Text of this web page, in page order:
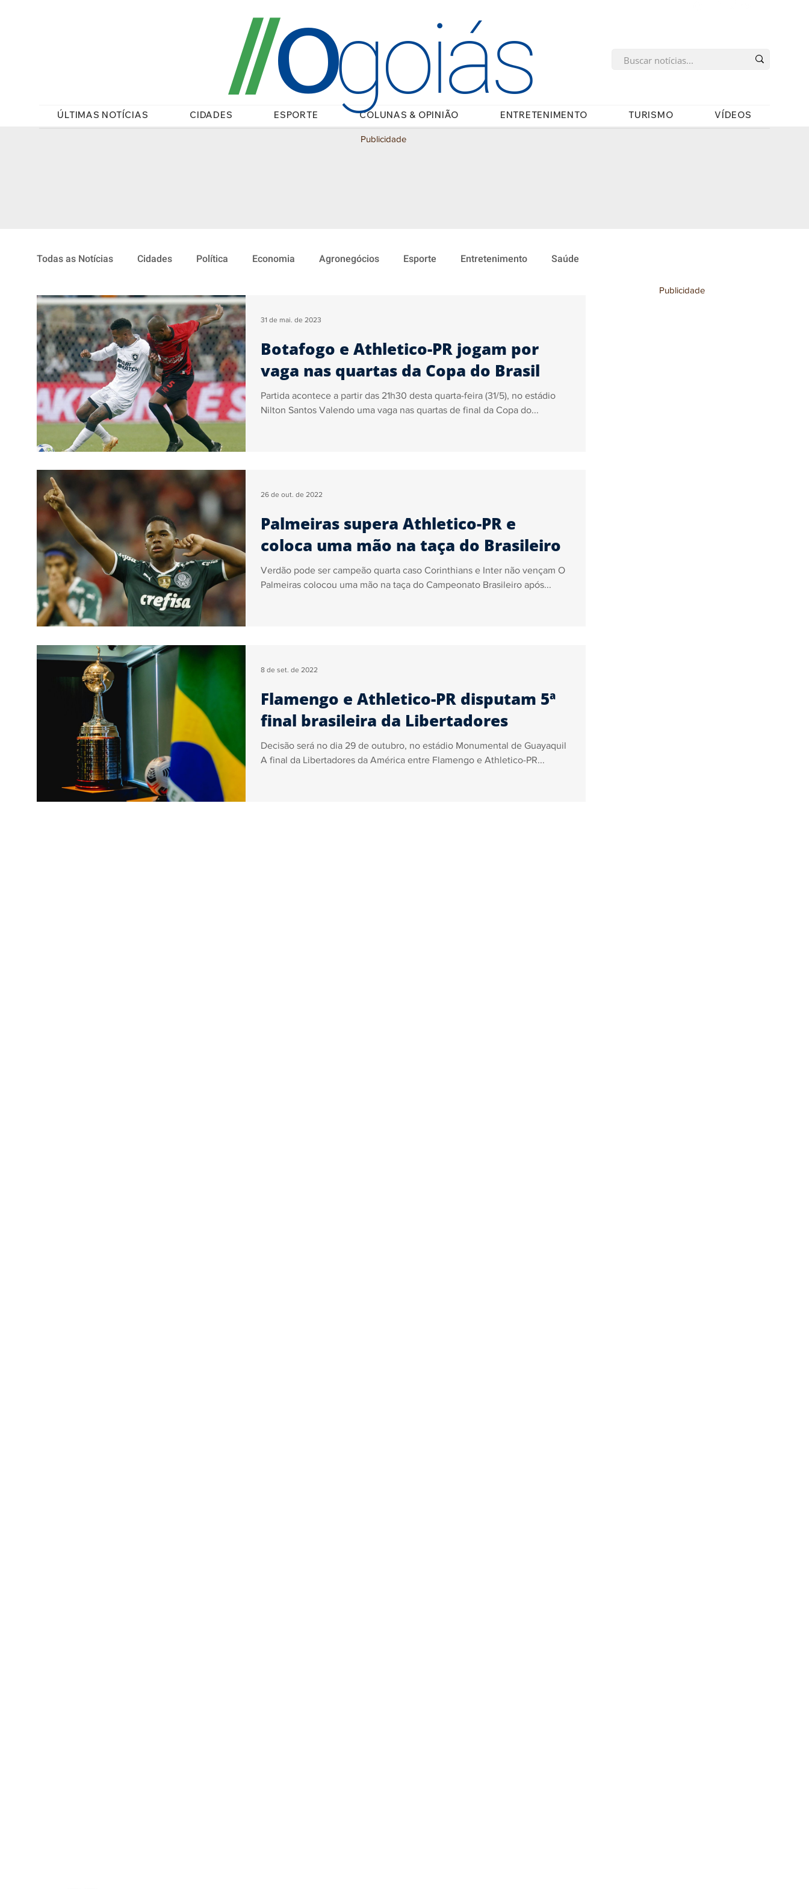
ÚLTIMAS NOTÍCIAS CIDADES ESPORTE COLUNAS & OPINIÃO ENTRETENIMENTO TURISMO VÍDEOS
//Ogoiás
Todas as Notícias Cidades Política Economia Agronegócios Esporte Entretenimento Saúde
Educação Turismo Internacional
Geral Brasil Artigos Ogoiás Verifica Sidiney Leonis Pedro Almeida Marcelo John
Colunistas Vídeo Sérgio Couto Concursos e Empregos
Botafogo e Athletico-PR jogam por
vaga nas quartas da Copa do Brasil
Partida acontece a partir das 21h30 desta quarta-feira (31/5), no estádio
Nilton Santos Valendo uma vaga nas quartas de final da Copa do...
31 de mai. de 2023
Palmeiras supera Athletico-PR e
coloca uma mão na taça do Brasileiro
Verdão pode ser campeão quarta caso Corinthians e Inter não vençam O
Palmeiras colocou uma mão na taça do Campeonato Brasileiro após...
26 de out. de 2022
Flamengo e Athletico-PR disputam 5ª
final brasileira da Libertadores
Decisão será no dia 29 de outubro, no estádio Monumental de Guayaquil
A final da Libertadores da América entre Flamengo e Athletico-PR...
8 de set. de 2022
Publicidade
Publicidade